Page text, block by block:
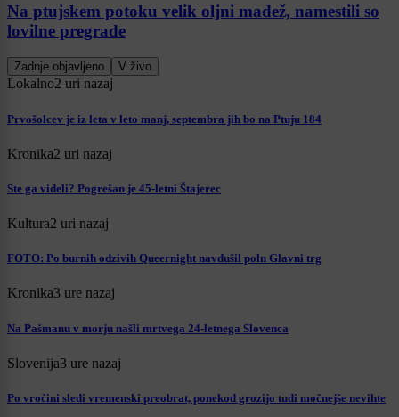
Na ptujskem potoku velik oljni madež, namestili so
lovilne pregrade
Zadnje objavljeno V živo
Lokalno2 uri nazaj
Prvošolcev je iz leta v leto manj, septembra jih bo na Ptuju 184
Kronika2 uri nazaj
Ste ga videli? Pogrešan je 45-letni Štajerec
Kultura2 uri nazaj
FOTO: Po burnih odzivih Queernight navdušil poln Glavni trg
Kronika3 ure nazaj
Na Pašmanu v morju našli mrtvega 24-letnega Slovenca
Slovenija3 ure nazaj
Po vročini sledi vremenski preobrat, ponekod grozijo tudi močnejše nevihte